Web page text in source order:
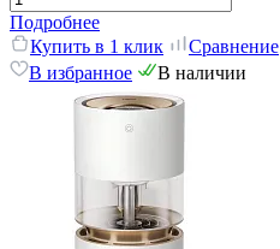
Подробнее
Купить в 1 клик
Сравнение
В избранное
В наличии